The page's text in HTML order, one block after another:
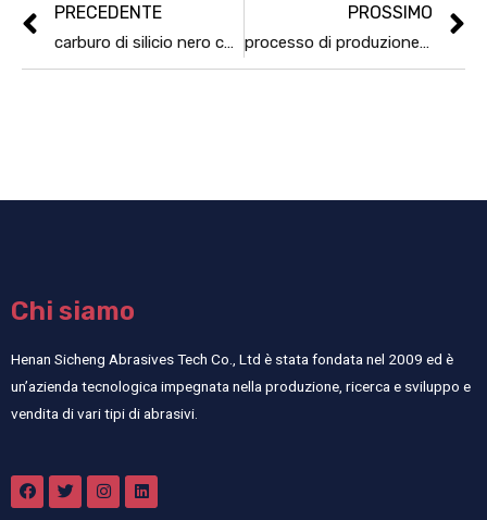
PRECEDENTE
carburo di silicio nero codice HS
PROSSIMO
processo di produzione dell’allumina fusa bianca
Chi siamo
Henan Sicheng Abrasives Tech Co., Ltd è stata fondata nel 2009 ed è
un’azienda tecnologica impegnata nella produzione, ricerca e sviluppo e
vendita di vari tipi di abrasivi.